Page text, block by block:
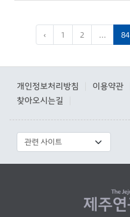
‹ 1 2 ... 84
개인정보처리방침 이용약관
찾아오시는길